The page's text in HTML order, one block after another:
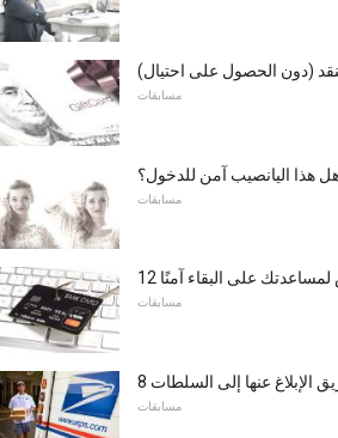
(دون الحصول على احتيال)
مسابقات
هذا اليانصيب آمن للدخول؟
مسابقات
لمساعدتك على البقاء آمنًا
مسابقات
الإبلاغ عنها إلى السلطات
مسابقات